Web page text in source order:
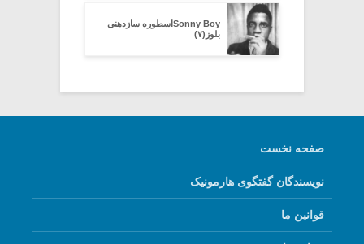
Sonny Boyاسطوره سازدهنی
بلوز(۷)
صفحه نخست
نویسندگان گفتگوی هارمونیک
قوانین ما